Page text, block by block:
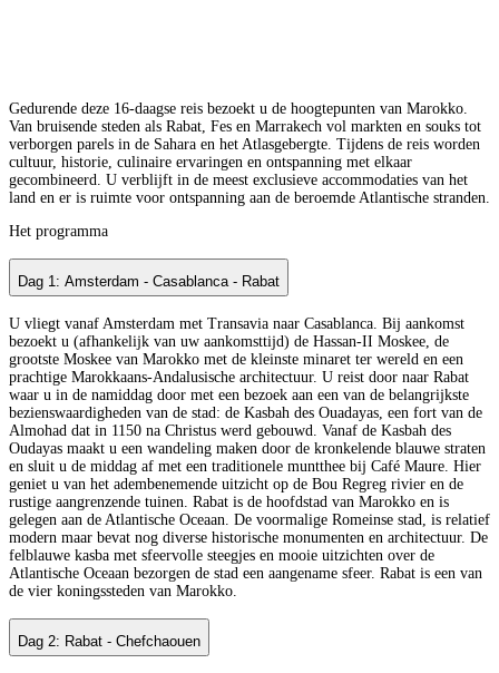
Gedurende deze 16-daagse reis bezoekt u de hoogtepunten van Marokko.
Van bruisende steden als Rabat, Fes en Marrakech vol markten en souks tot
verborgen parels in de Sahara en het Atlasgebergte. Tijdens de reis worden
cultuur, historie, culinaire ervaringen en ontspanning met elkaar
gecombineerd. U verblijft in de meest exclusieve accommodaties van het
land en er is ruimte voor ontspanning aan de beroemde Atlantische stranden.
Het programma
Dag 1: Amsterdam - Casablanca - Rabat
U vliegt vanaf Amsterdam met Transavia naar Casablanca. Bij aankomst
bezoekt u (afhankelijk van uw aankomsttijd) de Hassan-II Moskee, de
grootste Moskee van Marokko met de kleinste minaret ter wereld en een
prachtige Marokkaans-Andalusische architectuur. U reist door naar Rabat
waar u in de namiddag door met een bezoek aan een van de belangrijkste
bezienswaardigheden van de stad: de Kasbah des Ouadayas, een fort van de
Almohad dat in 1150 na Christus werd gebouwd. Vanaf de Kasbah des
Oudayas maakt u een wandeling maken door de kronkelende blauwe straten
en sluit u de middag af met een traditionele muntthee bij Café Maure. Hier
geniet u van het adembenemende uitzicht op de Bou Regreg rivier en de
rustige aangrenzende tuinen. Rabat is de hoofdstad van Marokko en is
gelegen aan de Atlantische Oceaan. De voormalige Romeinse stad, is relatief
modern maar bevat nog diverse historische monumenten en architectuur. De
felblauwe kasba met sfeervolle steegjes en mooie uitzichten over de
Atlantische Oceaan bezorgen de stad een aangename sfeer. Rabat is een van
de vier koningssteden van Marokko.
Dag 2: Rabat - Chefchaouen